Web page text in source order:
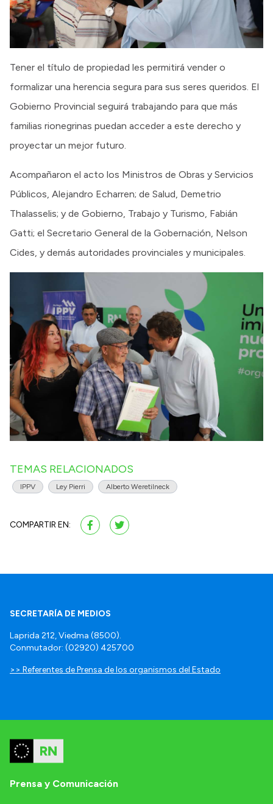
Tener el título de propiedad les permitirá vender o
formalizar una herencia segura para sus seres queridos. El
Gobierno Provincial seguirá trabajando para que más
familias rionegrinas puedan acceder a este derecho y
proyectar un mejor futuro.
Acompañaron el acto los Ministros de Obras y Servicios
Públicos, Alejandro Echarren; de Salud, Demetrio
Thalasselis; y de Gobierno, Trabajo y Turismo, Fabián
Gatti; el Secretario General de la Gobernación, Nelson
Cides, y demás autoridades provinciales y municipales.
TEMAS RELACIONADOS
IPPV Ley Pierri Alberto Weretilneck
COMPARTIR EN:
SECRETARÍA DE MEDIOS
Laprida 212, Viedma (8500).
Conmutador: (02920) 425700
>> Referentes de Prensa de los organismos del Estado
Prensa y Comunicación